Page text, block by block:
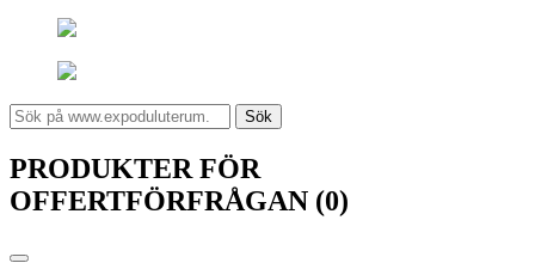
Sök
PRODUKTER FÖR
OFFERTFÖRFRÅGAN (0)